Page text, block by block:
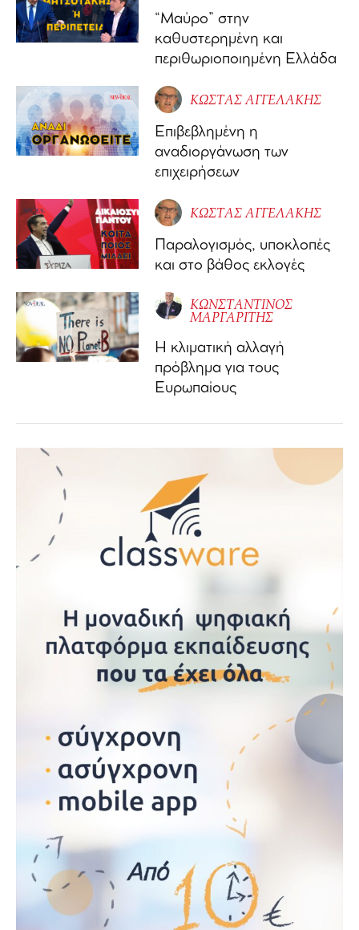
“Μαύρο” στην
καθυστερημένη και
περιθωριοποιημένη Ελλάδα
ΚΩΣΤΑΣ ΑΓΓΕΛΑΚΗΣ
Επιβεβλημένη η
αναδιοργάνωση των
επιχειρήσεων
ΚΩΣΤΑΣ ΑΓΓΕΛΑΚΗΣ
Παραλογισμός, υποκλοπές
και στο βάθος εκλογές
ΚΩΝΣΤΑΝΤΙΝΟΣ
ΜΑΡΓΑΡΙΤΗΣ
Η κλιματική αλλαγή
πρόβλημα για τους
Ευρωπαίους